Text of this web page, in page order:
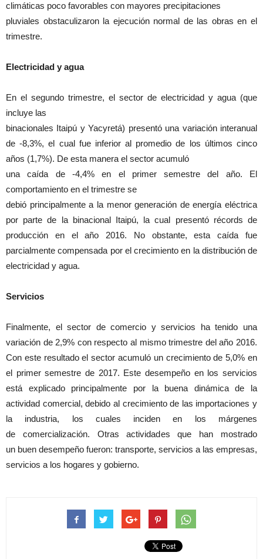
climáticas poco favorables con mayores precipitaciones
pluviales obstaculizaron la ejecución normal de las obras en el
trimestre.
Electricidad y agua
En el segundo trimestre, el sector de electricidad y agua (que
incluye las
binacionales Itaipú y Yacyretá) presentó una variación interanual
de -8,3%, el cual fue inferior al promedio de los últimos cinco
años (1,7%). De esta manera el sector acumuló
una caída de -4,4% en el primer semestre del año. El
comportamiento en el trimestre se
debió principalmente a la menor generación de energía eléctrica
por parte de la binacional Itaipú, la cual presentó récords de
producción en el año 2016. No obstante, esta caída fue
parcialmente compensada por el crecimiento en la distribución de
electricidad y agua.
Servicios
Finalmente, el sector de comercio y servicios ha tenido una
variación de 2,9% con respecto al mismo trimestre del año 2016.
Con este resultado el sector acumuló un crecimiento de 5,0% en
el primer semestre de 2017. Este desempeño en los servicios
está explicado principalmente por la buena dinámica de la
actividad comercial, debido al crecimiento de las importaciones y
la industria, los cuales inciden en los márgenes
de comercialización. Otras actividades que han mostrado
un buen desempeño fueron: transporte, servicios a las empresas,
servicios a los hogares y gobierno.